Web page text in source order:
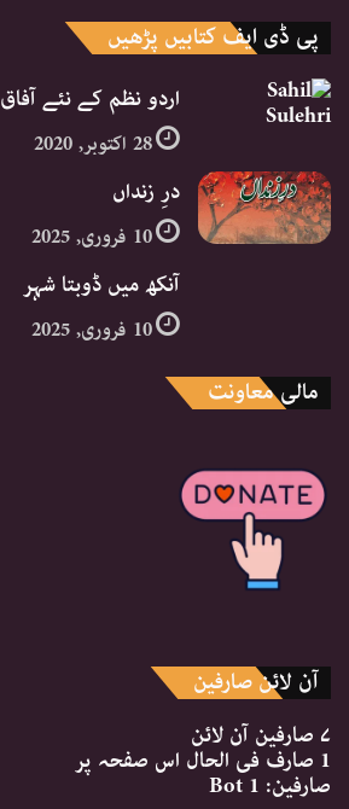
پی ڈی ایف کتابیں پڑھیں
اردو نظم کے نئے آفاق
28 اکتوبر, 2020
درِ زنداں
10 فروری, 2025
آنکھ میں ڈوبتا شہر
10 فروری, 2025
مالی معاونت
آن لائن صارفین
۷ صارفین
آن لائن
1 صارف فی الحال اس صفحہ پر
صارفین: 1 Bot